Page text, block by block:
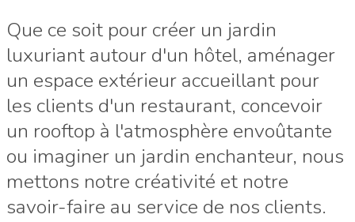
Que ce soit pour créer un jardin
luxuriant autour d'un hôtel, aménager
un espace extérieur accueillant pour
les clients d'un restaurant, concevoir
un rooftop à l'atmosphère envoûtante
ou imaginer un jardin enchanteur, nous
mettons notre créativité et notre
savoir-faire au service de nos clients.